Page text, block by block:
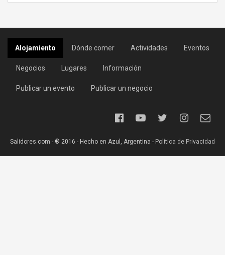
Alojamiento Dónde comer Actividades Eventos
Negocios Lugares Información
Publicar un evento Publicar un negocio
Salidores.com - ® 2016 - Hecho en Azul, Argentina - Política de Privacidad